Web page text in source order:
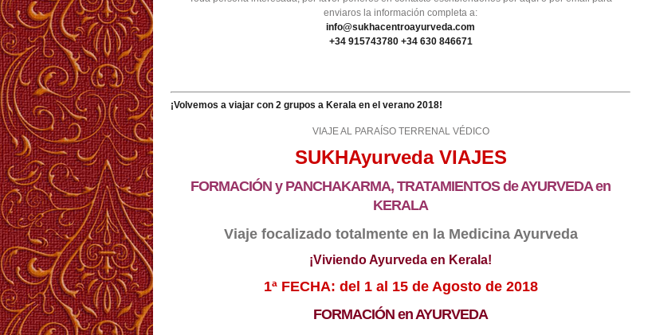
enviaros la información completa a:
info@sukhacentroayurveda.com
+34 915743780 +34 630 846671
¡Volvemos a viajar con 2 grupos a Kerala en el verano 2018!
VIAJE AL PARAÍSO TERRENAL VÉDICO
SUKHAyurveda VIAJES
FORMACIÓN y PANCHAKARMA, TRATAMIENTOS de AYURVEDA en
KERALA
Viaje focalizado totalmente en la Medicina Ayurveda
¡Viviendo Ayurveda en Kerala!
1ª FECHA: del 1 al 15 de Agosto de 2018
FORMACIÓN en AYURVEDA